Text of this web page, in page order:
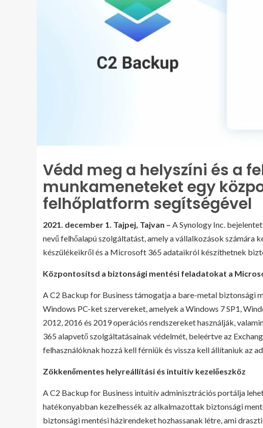
Védd meg a helyszíni és a
munkameneteket egy
felhőplatform segítségével
2021. december 1. Tajpej, Tajvan – A Synology Inc.
nevű felhőalapú szolgáltatást, amely a vállalkozások számára
készülékeikről és a Microsoft 365 adataikról készíthetnek
Központosítsd a biztonsági mentési feladatokat a
A C2 Backup for Business támogatja a bare-metal biztonsági
Windows PC-ket szervereket, amelyek a Windows 7 SP1,
2012, 2016 és 2019 operációs rendszereket használják,
365 alapvető szolgáltatásainak védelmét, beleértve az
felhasználóknak hozzá kell férniük és vissza kell állítaniuk az
Zökkenőmentes helyreállítási és intuitív kezelőeszköz
A C2 Backup for Business intuitív adminisztrációs portálja
hatékonyabban kezelhessék az alkalmazottak biztonsági
biztonsági mentési házirendeket hozhassanak létre, ami